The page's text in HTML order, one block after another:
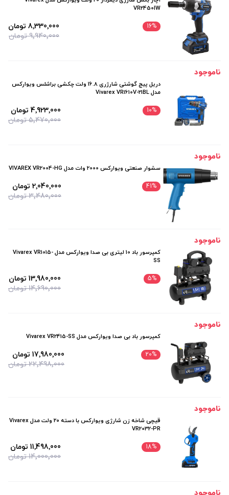
VR2450IW
16%
9٬940٬000 تومان
8٬330٬000 تومان
ناموجود
دریل پیچ گوشتی شارژری 16.8 ولت چکشی براشلس ویوارکس
مدل Vivarex VR1610V-21BL
10%
5٬470٬000 تومان
4٬923٬000 تومان
ناموجود
سشوار صنعتی ويواركس 2000 وات مدل VIVAREX VR2004-HG
41%
3٬480٬000 تومان
2٬040٬000 تومان
ناموجود
کمپرسور باد 10 لیتری بی صدا ویوارکس مدل Vivarex VR1015-
SS
5%
14٬690٬000 تومان
13٬980٬000 تومان
ناموجود
کمپرسور باد بی صدا ویوارکس مدل Vivarex VR2415-SS
20%
22٬498٬000 تومان
17٬980٬000 تومان
ناموجود
قیچی شاخه زن شارژی ویوارکس با دسته ۲۰ ولت مدل Vivarex
VR2032-PR
18%
14٬000٬000 تومان
11٬498٬000 تومان